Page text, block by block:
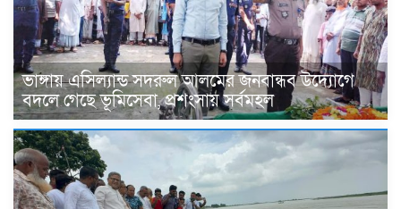
ভাঙ্গায় এসিল্যান্ড সদরুল আলমের জনবান্ধব উদ্যোগে
বদলে গেছে ভূমিসেবা, প্রশংসায় সর্বমহল